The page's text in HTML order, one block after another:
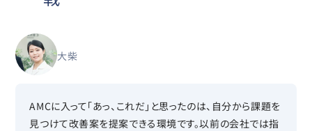
大柴
AMCに入って「あっ、これだ」と思ったのは、自分から課題を
見つけて改善案を提案できる環境です。以前の会社では指